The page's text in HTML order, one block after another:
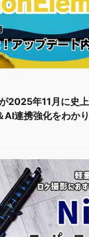
年11月に史上
AI連携強化をわか